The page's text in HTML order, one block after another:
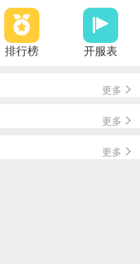
排行榜 开服表
更多
更多
更多